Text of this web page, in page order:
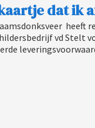
dat ik
vd Stelt